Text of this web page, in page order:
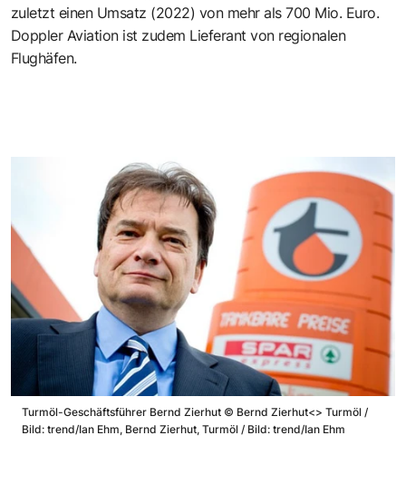
zuletzt einen Umsatz (2022) von mehr als 700 Mio. Euro.
Doppler Aviation ist zudem Lieferant von regionalen
Flughäfen.
Turmöl-Geschäftsführer Bernd Zierhut © Bernd Zierhut<> Turmöl /
Bild: trend/Ian Ehm, Bernd Zierhut, Turmöl / Bild: trend/Ian Ehm